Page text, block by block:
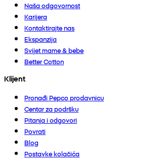
Naša odgovornost
Karijera
Kontaktirajte nas
Ekspanzija
Svijet mame & bebe
Better Cotton
Klijent
Pronađi Pepco prodavnicu
Centar za podršku
Pitanja i odgovori
Povrati
Blog
Postavke kolačića